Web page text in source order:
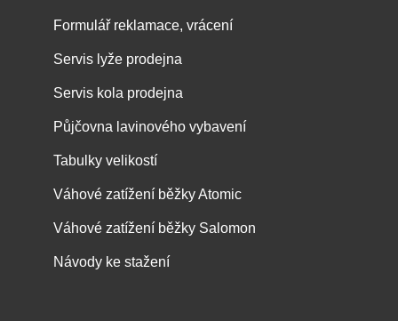
Formulář reklamace, vrácení
Servis lyže prodejna
Servis kola prodejna
Půjčovna lavinového vybavení
Tabulky velikostí
Váhové zatížení běžky Atomic
Váhové zatížení běžky Salomon
Návody ke stažení